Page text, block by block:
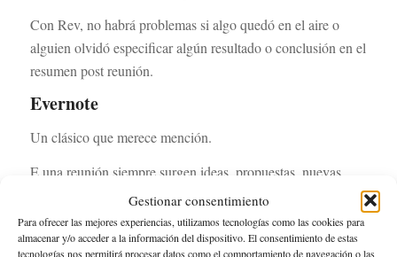
Gestionar consentimiento
Para ofrecer las mejores experiencias, utilizamos tecnologías como las cookies para
almacenar y/o acceder a la información del dispositivo. El consentimiento de estas
tecnologías nos permitirá procesar datos como el comportamiento de navegación o las
Con Rev, no habrá problemas si algo quedó en el aire o
alguien olvidó especificar algún resultado o conclusión en el
resumen post reunión.
Evernote
Un clásico que merece mención.
E una reunión siempre surgen ideas, propuestas, nuevas
tareas… y mucho más que anotar para que nada se escape.
Evernote permiten mantener tus notas e ideas bien
organizadas. Además, la aplicación permite agruparlas de